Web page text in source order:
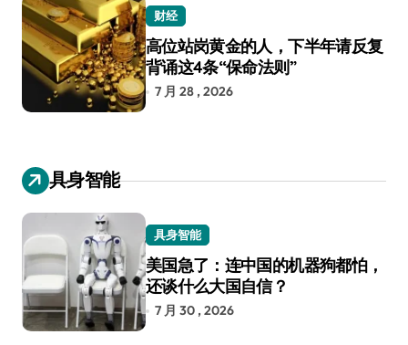
财经
高位站岗黄金的人，下半年请反复
背诵这4条“保命法则”
7 月 28 , 2026
具身智能
具身智能
美国急了：连中国的机器狗都怕，
还谈什么大国自信？
7 月 30 , 2026